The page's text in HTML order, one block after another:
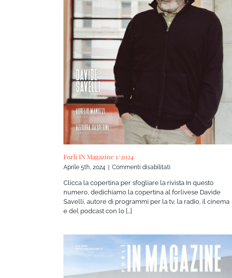
Forlì IN Magazine 1/2024
Aprile 5th, 2024 | Commenti disabilitati
IN
Magazine
1/2024
Clicca la copertina per sfogliare la rivista In questo
numero, dedichiamo la copertina al forlivese Davide
Savelli, autore di programmi per la tv, la radio, il cinema
e del podcast con lo [...]